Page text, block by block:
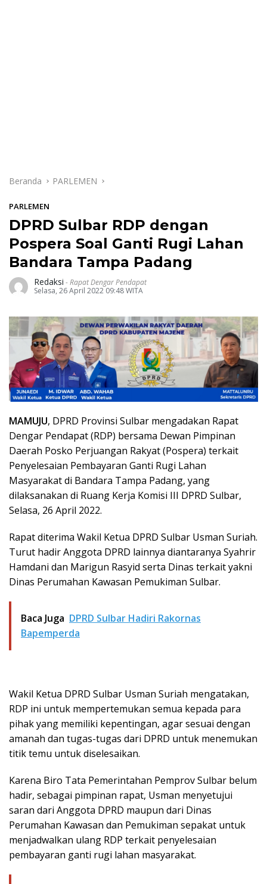
Beranda PARLEMEN
PARLEMEN
DPRD Sulbar RDP dengan
Pospera Soal Ganti Rugi Lahan
Bandara Tampa Padang
Redaksi -Rapat Dengar Pendapat
Selasa, 26 April 2022 09:48 WITA
MAMUJU, DPRD Provinsi Sulbar mengadakan Rapat
Dengar Pendapat (RDP) bersama Dewan Pimpinan
Daerah Posko Perjuangan Rakyat (Pospera) terkait
Penyelesaian Pembayaran Ganti Rugi Lahan
Masyarakat di Bandara Tampa Padang, yang
dilaksanakan di Ruang Kerja Komisi III DPRD Sulbar,
Selasa, 26 April 2022.
Rapat diterima Wakil Ketua DPRD Sulbar Usman Suriah.
Turut hadir Anggota DPRD lainnya diantaranya Syahrir
Hamdani dan Marigun Rasyid serta Dinas terkait yakni
Dinas Perumahan Kawasan Pemukiman Sulbar.
Baca Juga DPRD Sulbar Hadiri Rakornas
Bapemperda
Wakil Ketua DPRD Sulbar Usman Suriah mengatakan,
RDP ini untuk mempertemukan semua kepada para
pihak yang memiliki kepentingan, agar sesuai dengan
amanah dan tugas-tugas dari DPRD untuk menemukan
titik temu untuk diselesaikan.
Karena Biro Tata Pemerintahan Pemprov Sulbar belum
hadir, sebagai pimpinan rapat, Usman menyetujui
saran dari Anggota DPRD maupun dari Dinas
Perumahan Kawasan dan Pemukiman sepakat untuk
menjadwalkan ulang RDP terkait penyelesaian
pembayaran ganti rugi lahan masyarakat.